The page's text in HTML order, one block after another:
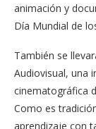
animación y
Día Mundial de
También se
Audiovisual, una
cinematográfica
Como es
aprendizaje con